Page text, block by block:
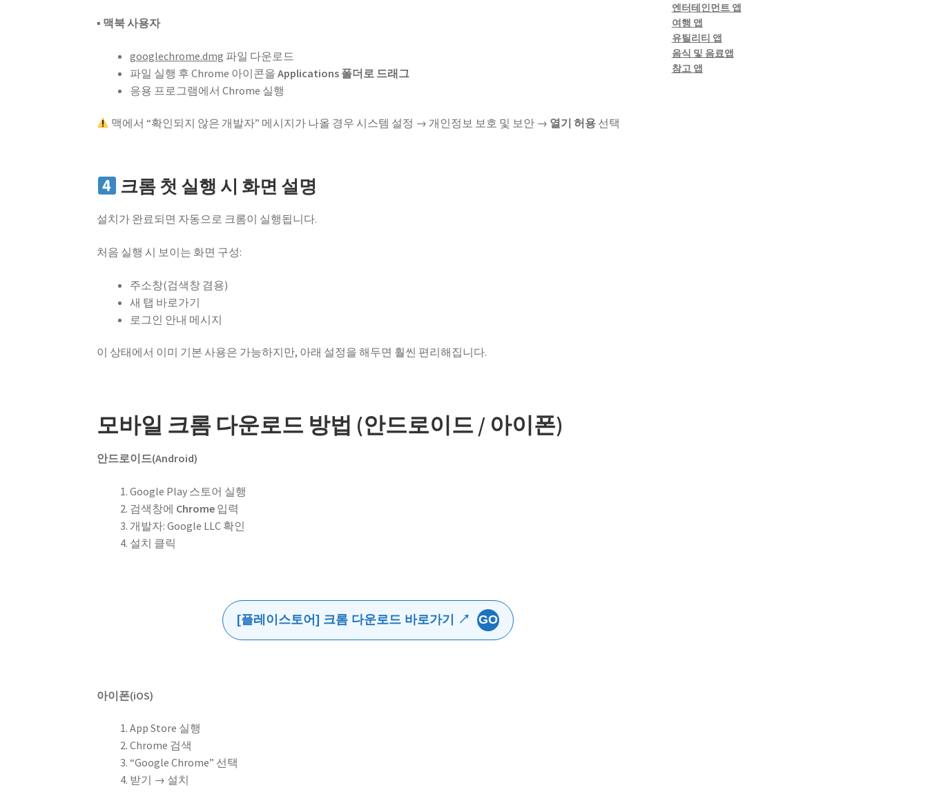
▪ 맥북 사용자
googlechrome.dmg 파일 다운로드
파일 실행 후 Chrome 아이콘을 Applications 폴더로 드래그
응용 프로그램에서 Chrome 실행
맥에서 “확인되지 않은 개발자” 메시지가 나올 경우 시스템 설정 → 개인정보 보호 및 보안 → 열기 허용 선택
크롬 첫 실행 시 화면 설명
설치가 완료되면 자동으로 크롬이 실행됩니다.
처음 실행 시 보이는 화면 구성:
주소창(검색창 겸용)
새 탭 바로가기
로그인 안내 메시지
이 상태에서 이미 기본 사용은 가능하지만, 아래 설정을 해두면 훨씬 편리해집니다.
모바일 크롬 다운로드 방법 (안드로이드 / 아이폰)
안드로이드(Android)
Google Play 스토어 실행
검색창에 Chrome 입력
개발자: Google LLC 확인
설치 클릭
[플레이스토어] 크롬 다운로드 바로가기 ↗ GO
아이폰(iOS)
App Store 실행
Chrome 검색
“Google Chrome” 선택
받기 → 설치
엔터테인먼트 앱
여행 앱
유틸리티 앱
음식 및 음료앱
참고 앱